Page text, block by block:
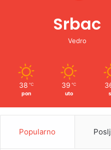
Srbac
Vedro
38 ℃
pon
39 ℃
uto
Popularno